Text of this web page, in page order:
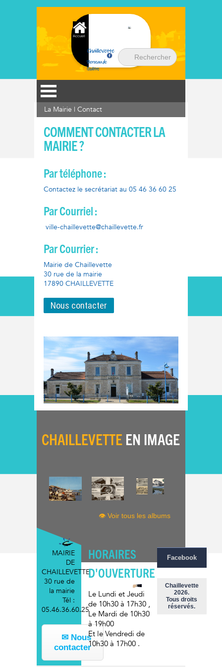
Accueil
Chaillevette
Berceau de
l'huître
La Mairie | Contact
COMMENT CONTACTER LA
MAIRIE ?
Par téléphone :
Contactez le secrétariat au 05 46 36 60 25
Par Courriel :
ville-chaillevette@chaillevette.fr
Par Courrier :
Mairie de Chaillevette
30 rue de la mairie
17890 CHAILLEVETTE
Nous contacter
CHAILLEVETTE EN IMAGE
👁 Voir tous les albums
MAIRIE
DE
CHAILLEVETTE
30 rue de
la mairie
Tél :
05.46.36.60.25
✉ Nous
contacter
HORAIRES
D'OUVERTURE
Le Lundi et Jeudi
de 10h30 à 17h30 ,
Le Mardi de 10h30
à 19h00
Et le Vendredi de
10h30 à 17h00 .
Facebook
Chaillevette
2026.
Tous droits
réservés.